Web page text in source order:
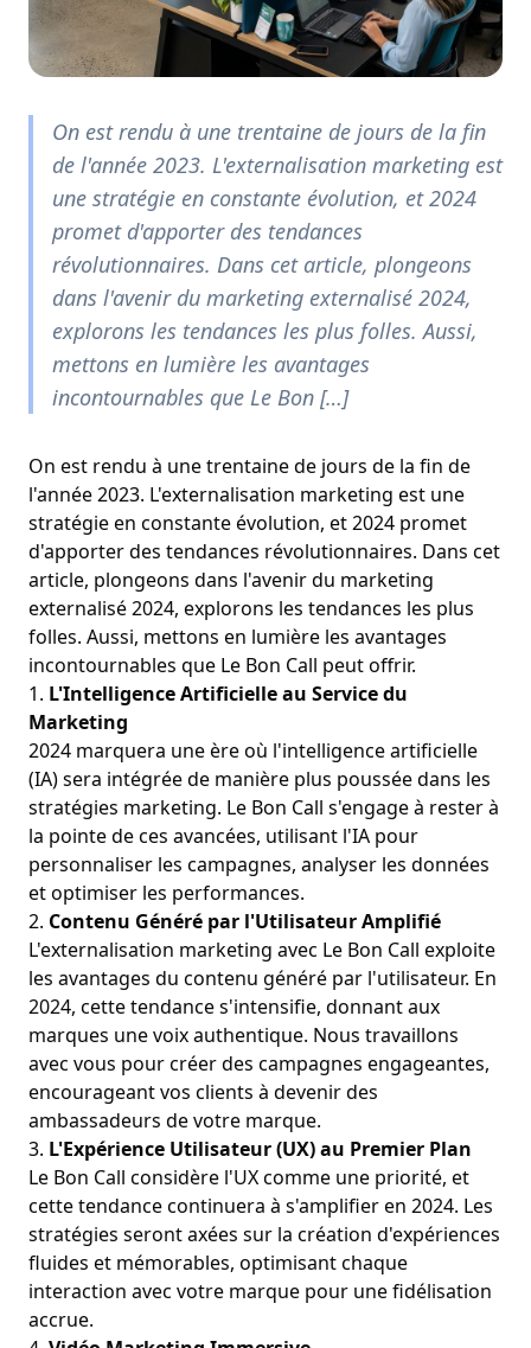
On est rendu à une trentaine de jours de la fin
de l'année 2023. L'externalisation marketing est
une stratégie en constante évolution, et 2024
promet d'apporter des tendances
révolutionnaires. Dans cet article, plongeons
dans l'avenir du marketing externalisé 2024,
explorons les tendances les plus folles. Aussi,
mettons en lumière les avantages
incontournables que Le Bon […]
On est rendu à une trentaine de jours de la fin de
l'année 2023. L'externalisation marketing est une
stratégie en constante évolution, et 2024 promet
d'apporterdes tendances révolutionnaires. Dans cet
article, plongeons dans l'avenir du marketing
externalisé 2024, explorons les tendances les plus
folles. Aussi, mettons en lumière les avantages
incontournables que Le Bon Call peut offrir.
1. L'Intelligence Artificielle au Service du
Marketing
2024 marquera une ère où l'intelligence artificielle
(IA) sera intégrée de manière plus poussée dans les
stratégies marketing. Le Bon Call s'engage à rester à
la pointe de ces avancées, utilisant l'IA pour
personnaliser les campagnes, analyser les données
et optimiser les performances.
2. Contenu Généré par l'Utilisateur Amplifié
L'externalisation marketing avec Le Bon Call exploite
les avantages du contenu généré par l'utilisateur. En
2024, cette tendance s'intensifie, donnant aux
marques une voix authentique. Nous travaillons
avec vous pour créer des campagnes engageantes,
encourageant vos clients à devenir des
ambassadeurs de votre marque.
3. L'Expérience Utilisateur (UX) au Premier Plan
Le Bon Call considère l'UX comme une priorité, et
cette tendance continuera à s'amplifier en 2024. Les
stratégies seront axées sur la création d'expériences
fluides et mémorables, optimisant chaque
interaction avec votre marque pour une fidélisation
accrue.